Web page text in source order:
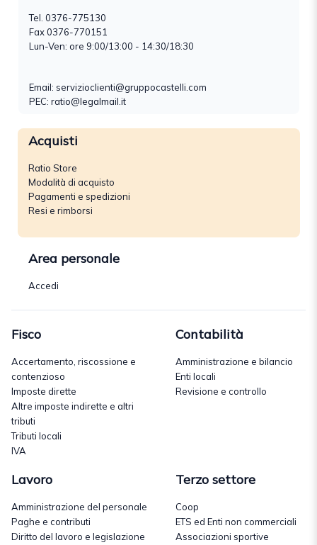
Tel. 0376-775130
Fax 0376-770151
Lun-Ven: ore 9:00/13:00 - 14:30/18:30
Email: servizioclienti@gruppocastelli.com
PEC: ratio@legalmail.it
Acquisti
Ratio Store
Modalità di acquisto
Pagamenti e spedizioni
Resi e rimborsi
Area personale
Accedi
Fisco
Accertamento, riscossione e
contenzioso
Imposte dirette
Altre imposte indirette e altri
tributi
Tributi locali
IVA
Contabilità
Amministrazione e bilancio
Enti locali
Revisione e controllo
Lavoro
Amministrazione del personale
Paghe e contributi
Diritto del lavoro e legislazione
Terzo settore
Coop
ETS ed Enti non commerciali
Associazioni sportive